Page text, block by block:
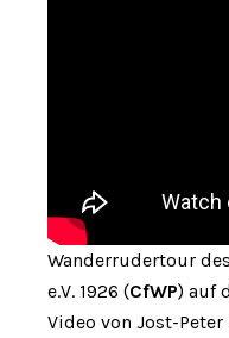
Wanderrudertour
e.V. 1926 (CfWP) auf
Video von Jost-Peter